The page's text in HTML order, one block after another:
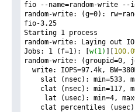
fio --name=random-write --
random-write: (g=0):
fio-3.25
Starting 1 process
random-write: Laying out
Jobs: 1 (f=1): [ w(1)
random-write: (groupid=0,
write: IOPS=97.4k,
slat (nsec): min=533,
clat (nsec): min=117,
lat (usec): min=4,
clat percentiles